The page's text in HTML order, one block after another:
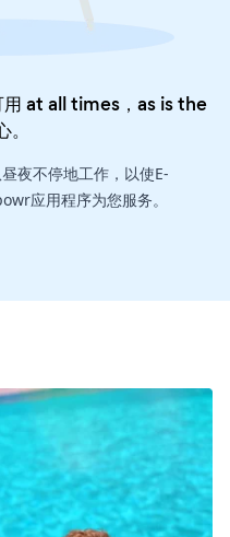
at all times，as is the
。
夜不停地工作，以使E-
应用程序为您服务。